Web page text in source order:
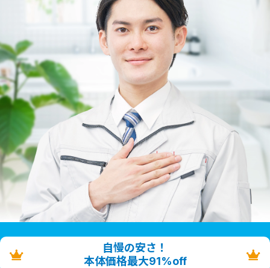
自慢の安さ！
本体価格最大91%off